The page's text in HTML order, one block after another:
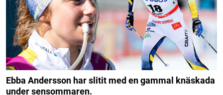
Ebba Andersson har slitit med en gammal knäskada
under sensommaren.